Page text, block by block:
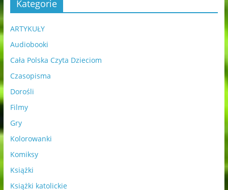
Kategorie
ARTYKUŁY
Audiobooki
Cała Polska Czyta Dzieciom
Czasopisma
Dorośli
Filmy
Gry
Kolorowanki
Komiksy
Książki
Książki katolickie